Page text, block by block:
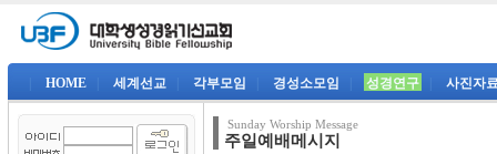
HOME 세계선교 각부모임 경성소모임 성경연구 사진자
Sunday Worship Message
주일예배메시지